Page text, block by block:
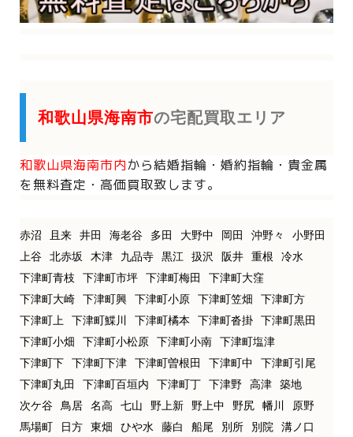
和歌山県海南市の宅配買取エリア
和歌山県海南市内から結婚指輪・婚約指輪・貴金属
を無料査定・高価買取致します。
赤沼 且来 井田 海老谷 多田 大野中 岡田 沖野々
小野田
上谷
北赤坂 木津 九品寺 黒江 扱沢 阪井 重根
冷水
下津町青枝
下津町市坪 下津町梅田
下津町大窪
下津町大崎
下津町興 下津町小原 下津町笠畑
下津町方
下津町上
下津町鰈川 下津町橘本 下津町沓掛
下津町黒田
下津町小畑
下津町小松原 下津町小南
下津町塩津
下津町下
下津町下津 下津町曽根田 下津町中
下津町引尾
下津町丸田
下津町百垣内 下津町丁 下津野 高津
築地
次ケ谷
鳥居 名高 七山 野上新 野上中 野尻 幡川
原野
馬場町
日方 東畑 ひや水 藤白 船尾 別所 別院
溝ノ口